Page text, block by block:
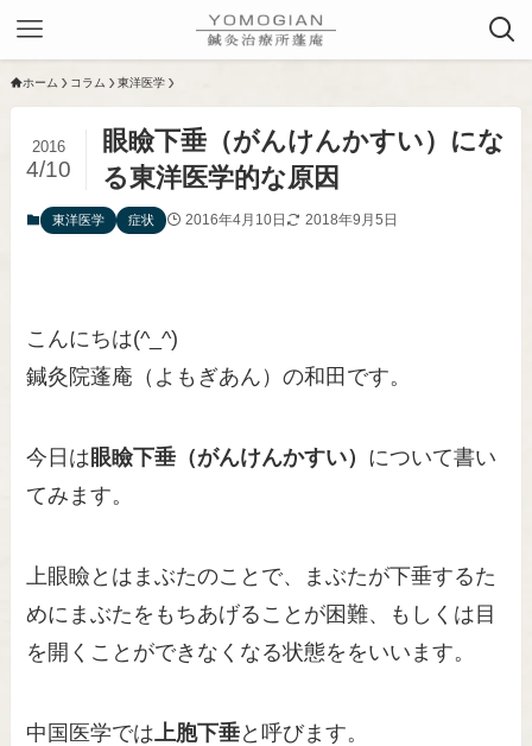
ホーム コラム 東洋医学
眼瞼下垂（がんけんかすい）にな
る東洋医学的な原因
2016
4/10
東洋医学 症状 2016年4月10日 2018年9月5日
こんにちは(^_^)
鍼灸院蓬庵（よもぎあん）の和田です。
今日は 眼瞼下垂（がんけんかすい） について書い
てみます。
上眼瞼とはまぶたのことで、まぶたが下垂するた
めにまぶたをもちあげることが困難、もしくは目
を開くことができなくなる状態ををいいます。
中国医学では 上胞下垂と呼びます。